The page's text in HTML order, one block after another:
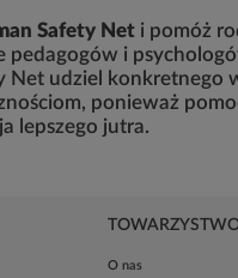
Safety Net i pomóż
pedagogów i
Net udziel konkretnego
ponieważ
lepszego jutra.
O nas